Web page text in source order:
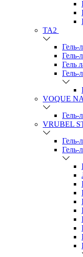
TA2
Гель-
Гель-
Гель
Гель-
VOQUE
Гель-
VRUBEL
Гель-
Гель-